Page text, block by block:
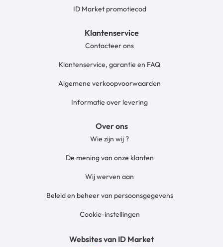
ID Market promotiecod
Klantenservice
Contacteer ons
Klantenservice, garantie en FAQ
Algemene verkoopvoorwaarden
Informatie over levering
Over ons
Wie zijn wij ?
De mening van onze klanten
Wij werven aan
Beleid en beheer van persoonsgegevens
Cookie-instellingen
Websites van ID Market